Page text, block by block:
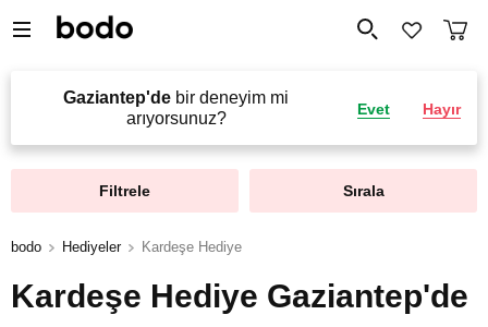
Gaziantep'de bir deneyim mi
arıyorsunuz?
Evet Hayır
Filtrele Sırala
bodo Hediyeler Kardeşe Hediye
Kardeşe Hediye Gaziantep'de